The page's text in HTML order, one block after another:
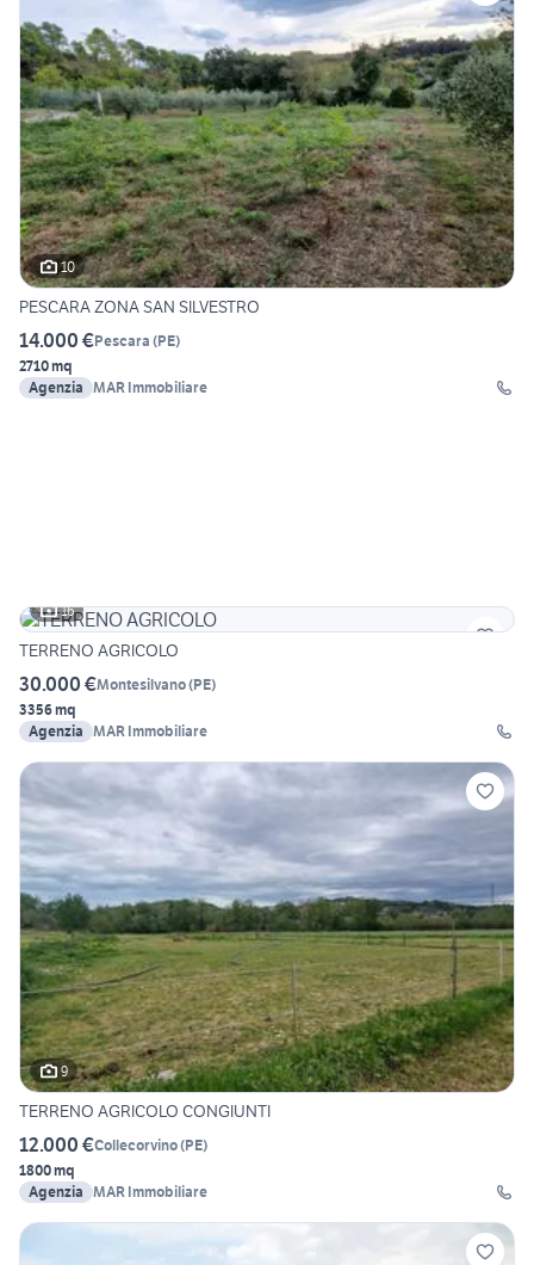
10
PESCARA ZONA SAN SILVESTRO
14.000 €Pescara (PE)
2710 mq
Agenzia MAR Immobiliare
16
TERRENO AGRICOLO
30.000 €Montesilvano(PE)
3356 mq
Agenzia MAR Immobiliare
9
TERRENO AGRICOLO CONGIUNTI
12.000 €Collecorvino(PE)
1800 mq
Agenzia MAR Immobiliare